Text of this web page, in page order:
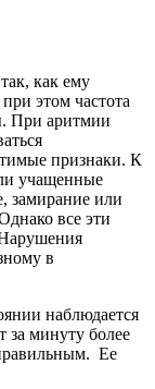
как ему
этом частота
При аритмии
признаки. К
учащенные
замирание или
все эти
в
наблюдается
за минуту более
Ее